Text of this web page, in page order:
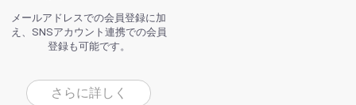
メールアドレスでの会員登録に加
え、SNSアカウント連携での会員
登録も可能です。
さらに詳しく